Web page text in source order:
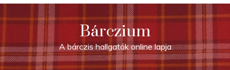
Skip
to
content
Bárczium
A bárczis hallgatók online lapja